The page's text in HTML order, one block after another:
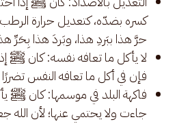
كسره بضدّه، كتعديل حرارة
حرَّ هذا ببَردِ هذا، وبَردَ هذا بِحَرِّ
لا يأكل ما تعافه نفسه: كان ﷺ
فإن في أكل ما تعافه النفس تضررًا
فاكهة البلد في موسمها: كان ﷺ
جاءت ولا يحتمي عنها؛ لأن